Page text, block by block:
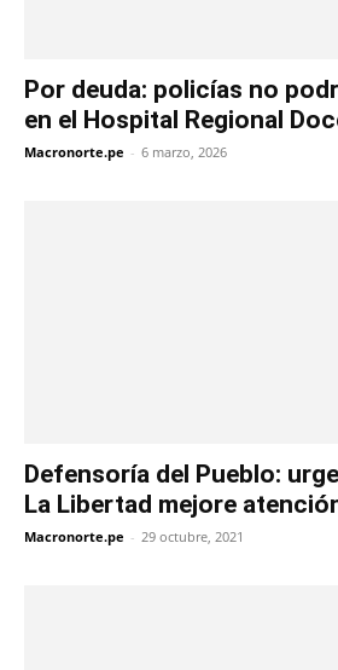
Por deuda: policías no
en el Hospital Regional
Macronorte.pe - 6 marzo, 2026
Defensoría del Pueblo:
La Libertad mejore
Macronorte.pe - 29 octubre, 2021